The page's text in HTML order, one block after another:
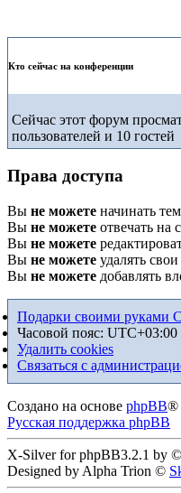
Кто сейчас на конференции
Сейчас этот форум
пользователей и 10 гостей
Права доступа
Вы не можете начинать
Вы не можете отвечать на
Вы не можете
Вы не можете удалять
Вы не можете добавлять
Подарки своими руками
Часовой пояс: UTC+03:00
Удалить cookies
Связаться с
Создано на основе phpBB®
Русская поддержка phpBB
X-Silver for phpBB3.2.1 by ©
Designed by Alpha Trion ©